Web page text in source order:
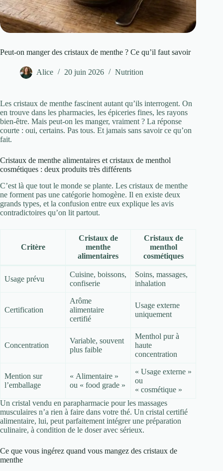
Peut-on manger des cristaux de menthe ? Ce qu’il faut savoir
Alice 20 juin 2026 Nutrition
Les cristaux de menthe fascinent autant qu’ils interrogent. On
en trouve dans les pharmacies, les épiceries fines, les rayons
bien-être. Mais peut-on les manger, vraiment ? La réponse
courte : oui, certains. Pas tous. Et jamais sans savoir ce qu’on
fait.
Cristaux de menthe alimentaires et cristaux de menthol
cosmétiques : deux produits très différents
C’est là que tout le monde se plante. Les cristaux de menthe
ne forment pas une catégorie homogène. Il en existe deux
grands types, et la confusion entre eux explique les avis
contradictoires qu’on lit partout.
Critère
Cristaux de
menthe
alimentaires
Cristaux de
menthol
cosmétiques
Usage prévu
Cuisine, boissons,
confiserie
Soins, massages,
inhalation
Certification
Arôme
alimentaire
certifié
Usage externe
uniquement
Concentration
Variable, souvent
plus faible
Menthol pur à
haute
concentration
Mention sur
l’emballage
« Alimentaire »
ou « food grade »
« Usage externe »
ou
« cosmétique »
Un cristal vendu en parapharmacie pour les massages
musculaires n’a rien à faire dans votre thé. Un cristal certifié
alimentaire, lui, peut parfaitement intégrer une préparation
culinaire, à condition de le doser avec sérieux.
Ce que vous ingérez quand vous mangez des cristaux de
menthe